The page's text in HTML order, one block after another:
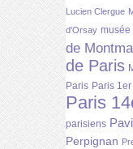
Lucien Clergue
d'Orsay musée
de
de Paris
Paris Paris 1er
Paris
parisiens
Perpignan